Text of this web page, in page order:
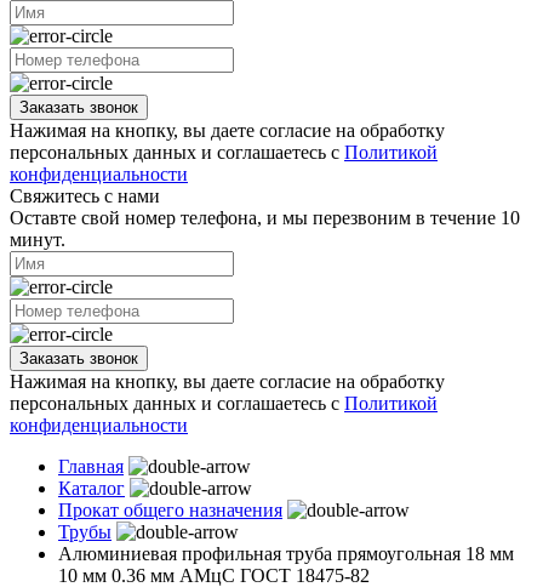
Заказать звонок
Нажимая на кнопку, вы даете согласие на обработку
персональных данных и соглашаетесь с Политикой
конфиденциальности
Свяжитесь с нами
Оставте свой номер телефона, и мы перезвоним в течение 10
минут.
Заказать звонок
Нажимая на кнопку, вы даете согласие на обработку
персональных данных и соглашаетесь с Политикой
конфиденциальности
Главная
Каталог
Прокат общего назначения
Трубы
Алюминиевая профильная труба прямоугольная 18 мм
10 мм 0.36 мм АМцС ГОСТ 18475-82